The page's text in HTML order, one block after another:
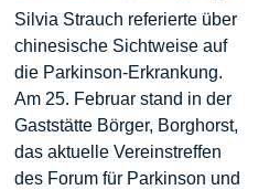
Silvia Strauch referierte über
chinesische Sichtweise auf
die Parkinson-Erkrankung.
Am 25. Februar stand in der
Gaststätte Börger, Borghorst,
das aktuelle Vereinstreffen
des Forum für Parkinson und